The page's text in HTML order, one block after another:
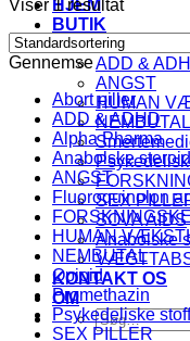
HJEM
BUTIK
KATEGORI
ADD &
ANGST
HUMAN
NEMBUTAL
SEX
SOVA AIDS
Anabolske
KONTAKT OS
OM
Søg
efter:
Viser 1 resultat
Gennemse
Abort piller
ADD & ADHD
Alpha Pharma
Anabolske
ANGST
Fluoroquinolon
HUMAN
NEMBUTAL
Opioid
Promethazin
Psykedeliske
SEX PILLER